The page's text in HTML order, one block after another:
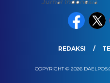
REDAKSI
COPYRIGHT © 2026